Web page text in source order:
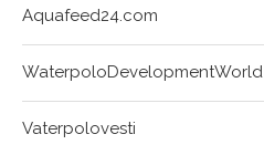
Aquafeed24.com
WaterpoloDevelopmentWorld
Vaterpolovesti